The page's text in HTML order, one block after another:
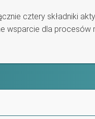
cztery składniki
wsparcie dla